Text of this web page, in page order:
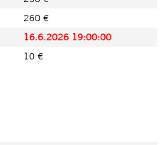
260 €
16.6.2026 19:00:00
10 €